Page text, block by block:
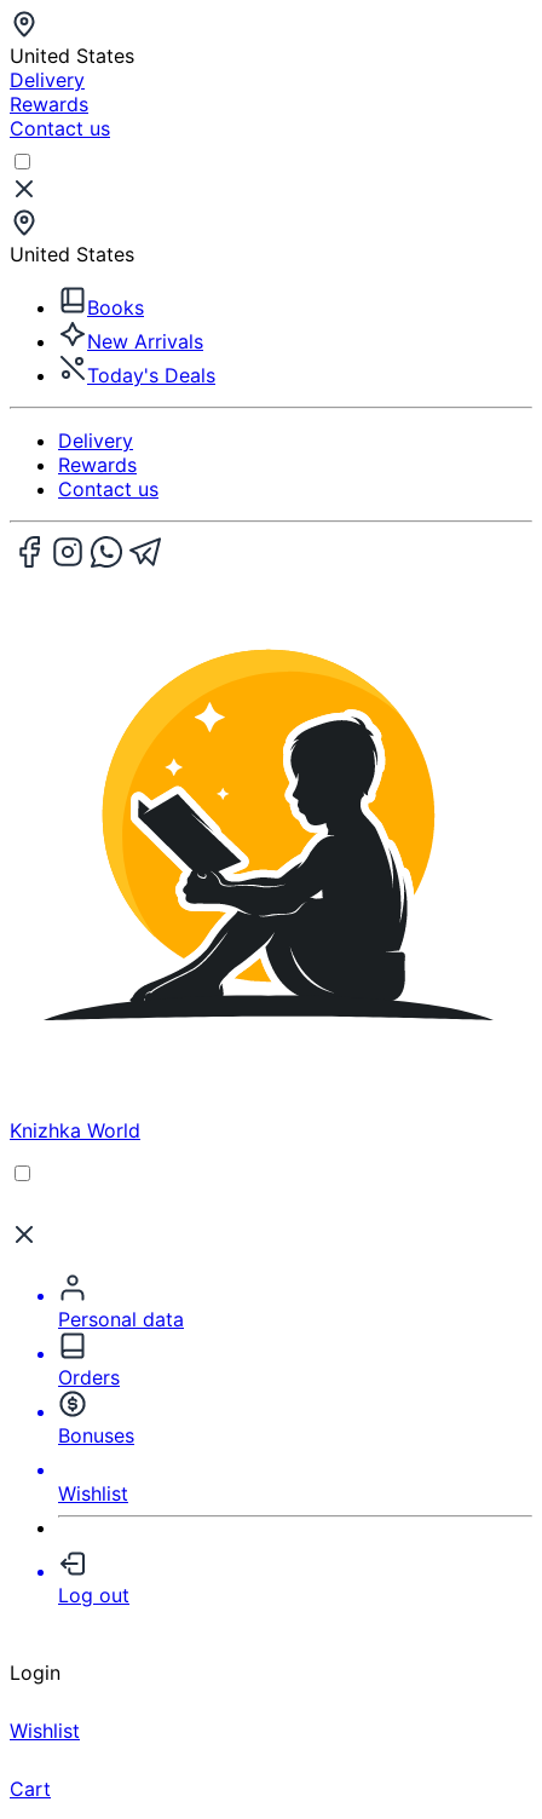
United States
Delivery
Rewards
Contact us
United States
Books
New Arrivals
Today's Deals
Delivery
Rewards
Contact us
Knizhka World
Personal data
Orders
Bonuses
Wishlist
Log out
Login
Wishlist
Cart